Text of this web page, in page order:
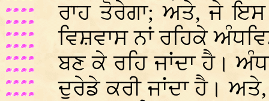
ਰਾਹ ਤੋਰੇਗਾ; ਅਤੇ, ਜੇ
ਵਿਸ਼ਵਾਸ ਨਾਂ ਰਹਿਕੇ
ਬਣ ਕੇ ਰਹਿ ਜਾਂਦਾ ਹੈ।
ਦੁਰੇਡੇ ਕਰੀ ਜਾਂਦਾ ਹੈ।